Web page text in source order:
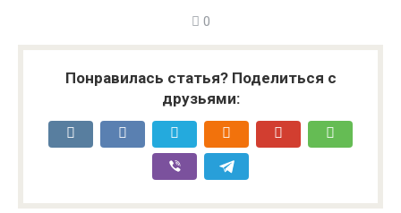
0
Понравилась статья? Поделиться с
друзьями: